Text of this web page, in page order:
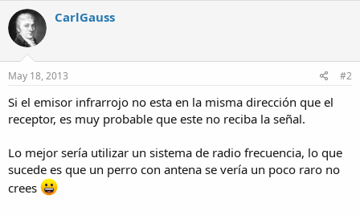
CarlGauss
May 18, 2013 #2
Si el emisor infrarrojo no esta en la misma dirección que el
receptor, es muy probable que este no reciba la señal.
Lo mejor sería utilizar un sistema de radio frecuencia, lo que
sucede es que un perro con antena se vería un poco raro no
crees